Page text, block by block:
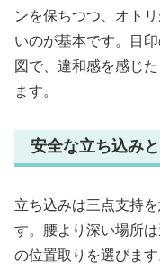
ンを保ちつつ、オト
いのが基本です。目
図で、違和感を感じ
ます。
安全な立ち込み
立ち込みは三点支持
す。腰より深い場所
の位置取りを選びます